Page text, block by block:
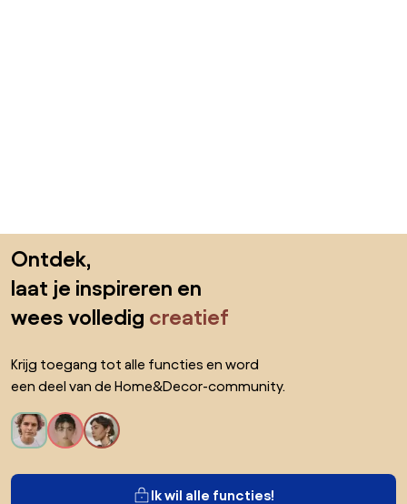
Ontdek,
laat je inspireren en
wees volledig creatief
Krijg toegang tot alle functies en word
een deel van de Home&Decor-community.
Ik wil alle functies!